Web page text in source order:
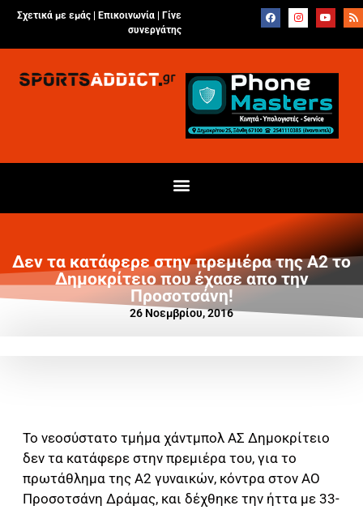
Σχετικά με εμάς | Επικοινωνία
Γίνε
συνεργάτης
Δεν τα κατάφερε στην πρεμιέρα της Α2 το
Δημοκρίτειο που έχασε απο την
Προσοτσάνη!
26 Νοεμβρίου, 2016
Το νεοσύστατο τμήμα χάντμπολ ΑΣ Δημοκρίτειο
δεν τα κατάφερε στην πρεμιέρα του, για το
πρωτάθλημα της Α2 γυναικών, κόντρα στον ΑΟ
Προσοτσάνη Δράμας, και δέχθηκε την ήττα με 33-